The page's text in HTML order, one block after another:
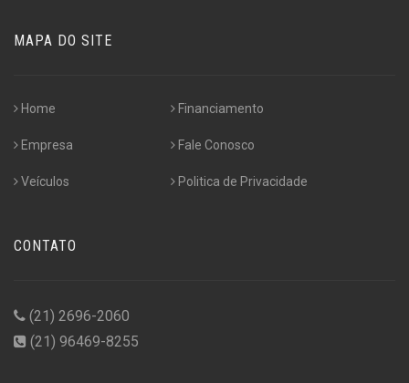
MAPA DO SITE
Home
Empresa
Veículos
Financiamento
Fale Conosco
Politica de Privacidade
CONTATO
(21) 2696-2060
(21) 96469-8255